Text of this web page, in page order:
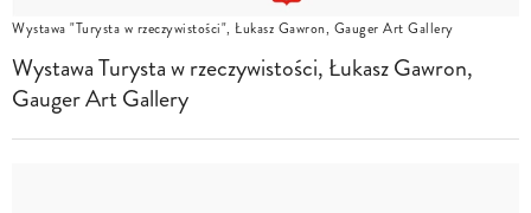
Wystawa "Turysta w rzeczywistości", Łukasz Gawron, Gauger Art Gallery
Wystawa Turysta w rzeczywistości, Łukasz Gawron,
Gauger Art Gallery